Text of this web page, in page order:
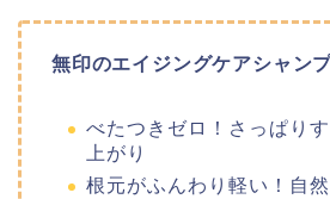
無印のエイジングケアシャン
べたつきゼロ！さっぱり
上がり
根元がふんわり軽い！自